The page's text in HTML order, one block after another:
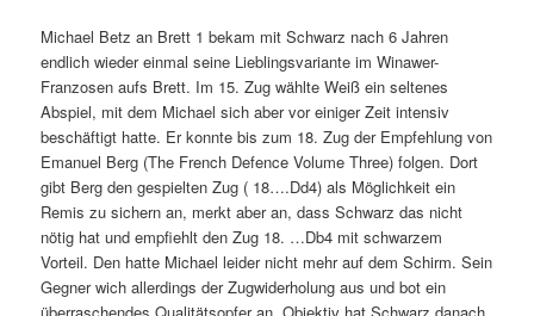
Michael Betz an Brett 1 bekam mit Schwarz nach 6 Jahren
endlich wieder einmal seine Lieblingsvariante im Winawer-
Franzosen aufs Brett. Im 15. Zug wählte Weiß ein seltenes
Abspiel, mit dem Michael sich aber vor einiger Zeit intensiv
beschäftigt hatte. Er konnte bis zum 18. Zug der Empfehlung von
Emanuel Berg (The French Defence Volume Three) folgen. Dort
gibt Berg den gespielten Zug ( 18….Dd4) als Möglichkeit ein
Remis zu sichern an, merkt aber an, dass Schwarz das nicht
nötig hat und empfiehlt den Zug 18. …Db4 mit schwarzem
Vorteil. Den hatte Michael leider nicht mehr auf dem Schirm. Sein
Gegner wich allerdings der Zugwiderholung aus und bot ein